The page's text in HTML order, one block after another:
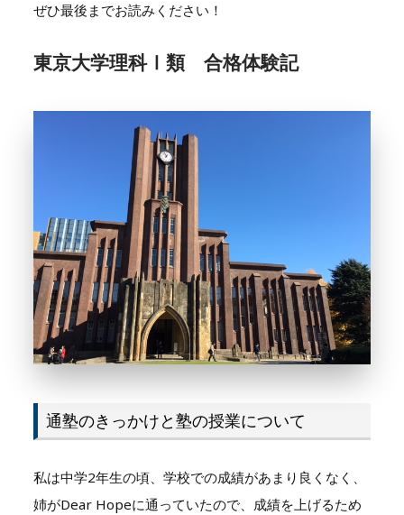
ぜひ最後までお読みください！
東京大学理科Ⅰ類 合格体験記
通塾のきっかけと塾の授業について
私は中学2年生の頃、学校での成績があまり良くなく、
姉がDear Hopeに通っていたので、成績を上げるため